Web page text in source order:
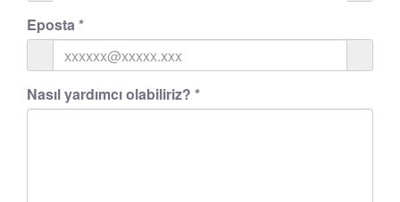
Eposta*
Nasıl yardımcı olabiliriz? *